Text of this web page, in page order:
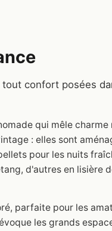
confort posées
qui mêle
: elles sont
pour les nuits
d'autres en lisière
parfaite pour les
les grands